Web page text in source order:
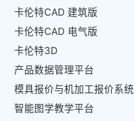
卡伦特CAD 建筑版
卡伦特CAD 电气版
卡伦特3D
产品数据管理平台
模具报价与机加工报价系统
智能图学教学平台